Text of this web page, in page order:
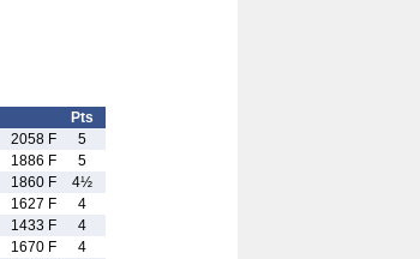
Pts
2058 F
5
1886 F
5
1860 F
4½
1627 F
4
1433 F
4
1670 F
4